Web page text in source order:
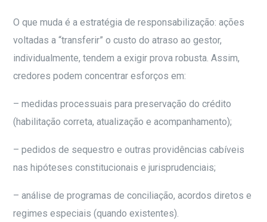
O que muda é a estratégia de responsabilização: ações
voltadas a “transferir” o custo do atraso ao gestor,
individualmente, tendem a exigir prova robusta. Assim,
credores podem concentrar esforços em:
– medidas processuais para preservação do crédito
(habilitação correta, atualização e acompanhamento);
– pedidos de sequestro e outras providências cabíveis
nas hipóteses constitucionais e jurisprudenciais;
– análise de programas de conciliação, acordos diretos e
regimes especiais (quando existentes).